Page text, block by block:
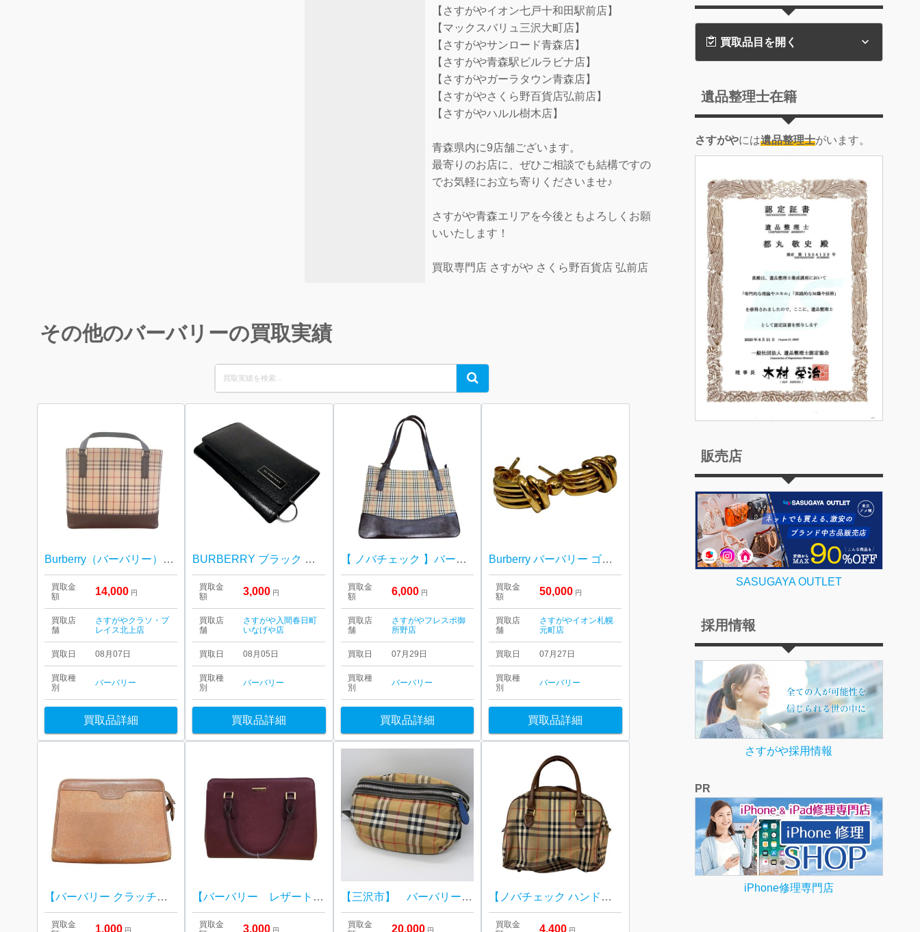
【さすがやイオン七戸十和田駅前店】
【マックスバリュ三沢大町店】
【さすがやサンロード青森店】
【さすがや青森駅ビルラビナ店】
【さすがやガーラタウン青森店】
【さすがやさくら野百貨店弘前店】
【さすがやハルル樹木店】
青森県内に9店舗ございます。
最寄りのお店に、ぜひご相談でも結構ですの
でお気軽にお立ち寄りくださいませ♪
さすがや青森エリアを今後ともよろしくお願
いいたします！
買取専門店 さすがや さくら野百貨店 弘前店
その他のバーバリーの買取実績
Search
for:
Search
Burberry（バーバリー）ハウスチェックキャンパス トートバッグ
買取金
額
14,000 円
買取店
舗
さすがやクラソ・プ
レイス北上店
買取日 08月07日
買取種
別
バーバリー
買取品詳細
BURBERRY ブラック キーケース |埼玉県狭山市青柳 |
買取金
額
3,000 円
買取店
舗
さすがや入間春日町
いなげや店
買取日 08月05日
買取種
別
バーバリー
買取品詳細
【 ノバチェック 】バーバリー【Bランク】
買取金
額
6,000 円
買取店
舗
さすがやフレスポ御
所野店
買取日 07月29日
買取種
別
バーバリー
買取品詳細
Burberry バーバリー ゴールド ピアス 札幌市 東区 元町
買取金
額
50,000 円
買取店
舗
さすがやイオン札幌
元町店
買取日 07月27日
買取種
別
バーバリー
買取品詳細
【バーバリー クラッチバッグ】
買取金
1,000 円
【バーバリー レザートートバッグ】ハルル樹木店
買取金
3,000 円
【三沢市】 バーバリー ボディバッグ をお買取り致しました！
買取金
20,000 円
【ノバチェック ハンドバッグ】Burberry【Bランク】
買取金
4,400 円
買取品目を開く
遺品整理士在籍
さすがやには遺品整理士がいます。
販売店
SASUGAYA OUTLET
採用情報
さすがや採用情報
PR
iPhone修理専門店